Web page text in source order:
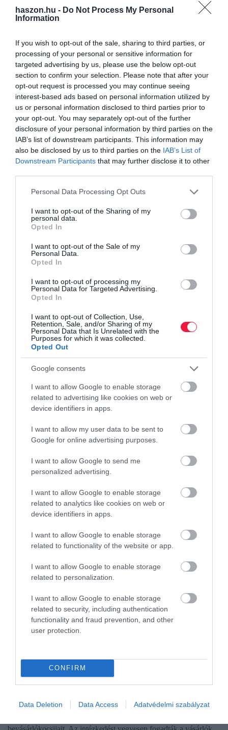
haszon.hu - Do Not Process My Personal
Information
If you wish to opt-out of the sale, sharing to third parties, or
processing of your personal or sensitive information for
targeted advertising by us, please use the below opt-out
section to confirm your selection. Please note that after your
opt-out request is processed you may continue seeing
interest-based ads based on personal information utilized by
us or personal information disclosed to third parties prior to
your opt-out. You may separately opt-out of the further
disclosure of your personal information by third parties on the
IAB’s list of downstream participants. This information may
also be disclosed by us to third parties on the IAB’s List of
Downstream Participants that may further disclose it to other
Please note that this website/app uses one or more Google
not limited to your visit or usage behaviour. You may click to
grant or deny consent to Google and its third-party tags to
use your data for below specified purposes in below Google
consent section.
Personal Data Processing Opt Outs
I want to opt-out of the Sharing of my
personal data.
Opted In
I want to opt-out of the Sale of my
Personal Data.
Opted In
I want to opt-out of processing my
Personal Data for Targeted Advertising.
Opted In
I want to opt-out of Collection, Use,
Retention, Sale, and/or Sharing of my
Personal Data that Is Unrelated with the
Purposes for which it was collected.
Opted Out
Google consents
I want to allow Google to enable storage
related to advertising like cookies on web or
device identifiers in apps.
I want to allow my user data to be sent to
Google for online advertising purposes.
I want to allow Google to send me
personalized advertising.
I want to allow Google to enable storage
related to analytics like cookies on web or
device identifiers in apps.
I want to allow Google to enable storage
related to functionality of the website or app.
I want to allow Google to enable storage
related to personalization.
I want to allow Google to enable storage
related to security, including authentication
functionality and fraud prevention, and other
user protection.
CONFIRM
Data Deletion Data Access Adatvédelmi szabályzat
ÉLETSTÍLUS (X)
Miért a biztonság az egyik legjobb befektetés?
változások egyre gyorsabb ütemben zajlanak, a biztonság kérdése
kiemelt figyelmet érdemel. Nem csupán a magánéletünkben,
hanem a…
Megelégelte, megfékezi a Lidl a bolti kocsis
lopásokat
A Lidl Magyarország blokkolós, vagy ha úgy jobban tetszik,